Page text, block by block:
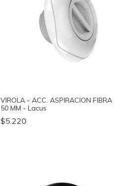
VIROLA - ACC. ASPIRACION FIBRA
50 MM - Lacus
$5.220